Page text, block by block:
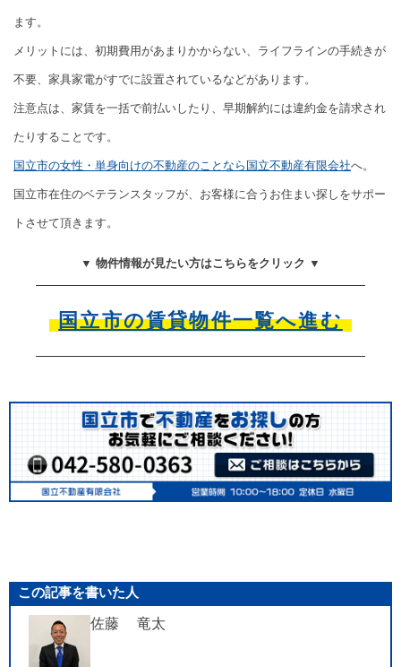
ます。
メリットには、初期費用があまりかからない、ライフラインの手続きが
不要、家具家電がすでに設置されているなどがあります。
注意点は、家賃を一括で前払いしたり、早期解約には違約金を請求され
たりすることです。
国立市の女性・単身向けの不動産のことなら国立不動産有限会社へ。
国立市在住のベテランスタッフが、お客様に合うお住まい探しをサポー
トさせて頂きます。
▼ 物件情報が見たい方はこちらをクリック ▼
国立市の賃貸物件一覧へ進む
この記事を書いた人
佐藤 竜太